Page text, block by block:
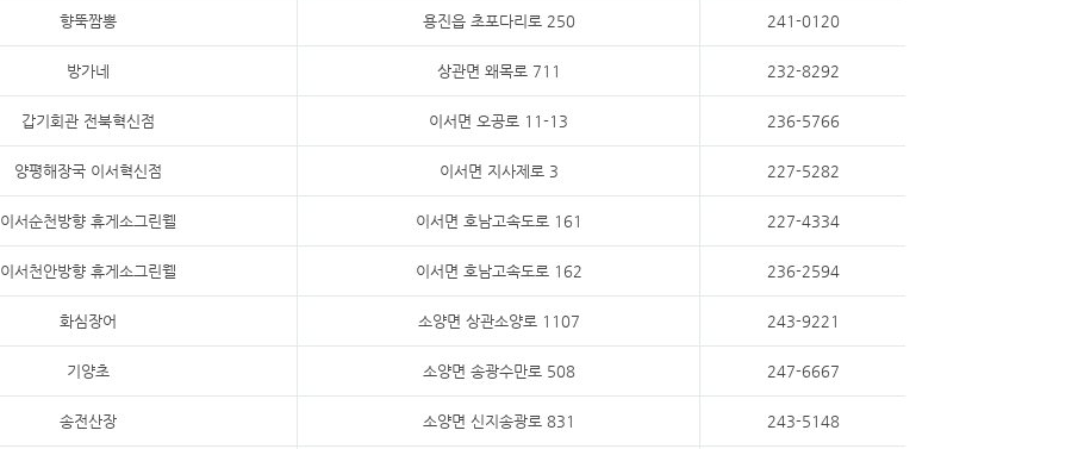
향뚝짬뽕 용진읍 초포다리로 250 241-0120
방가네 상관면 왜목로 711 232-8292
갑기회관 전북혁신점 이서면 오공로 11-13 236-5766
양평해장국 이서혁신점 이서면 지사제로 3 227-5282
이서순천방향 휴게소그린웰 이서면 호남고속도로 161 227-4334
이서천안방향 휴게소그린웰 이서면 호남고속도로 162 236-2594
화심장어 소양면 상관소양로 1107 243-9221
기양초 소양면 송광수만로 508 247-6667
송전산장 소양면 신지송광로 831 243-5148